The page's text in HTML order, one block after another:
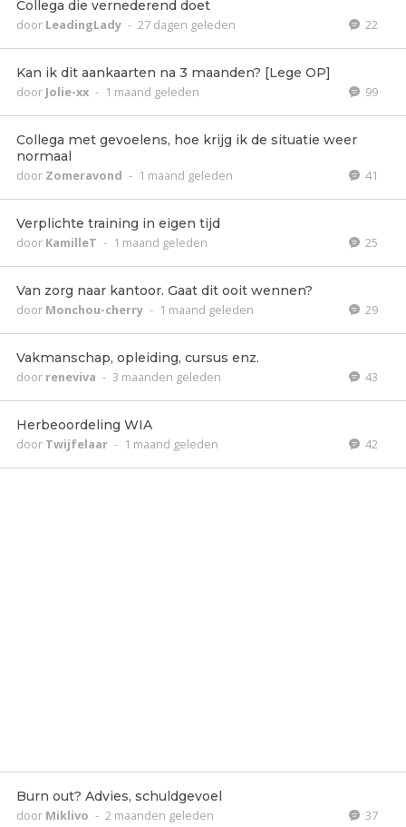
Collega die vernederend doet
door LeadingLady - 27 dagen geleden 22
Kan ik dit aankaarten na 3 maanden? [Lege OP]
door Jolie-xx - 1 maand geleden 99
Collega met gevoelens, hoe krijg ik de situatie weer
normaal
door Zomeravond - 1 maand geleden 41
Verplichte training in eigen tijd
door KamilleT - 1 maand geleden 25
Van zorg naar kantoor. Gaat dit ooit wennen?
door Monchou-cherry - 1 maand geleden 29
Vakmanschap, opleiding, cursus enz.
door reneviva - 3 maanden geleden 43
Herbeoordeling WIA
door Twijfelaar - 1 maand geleden 42
Burn out? Advies, schuldgevoel
door Miklivo - 2 maanden geleden 37